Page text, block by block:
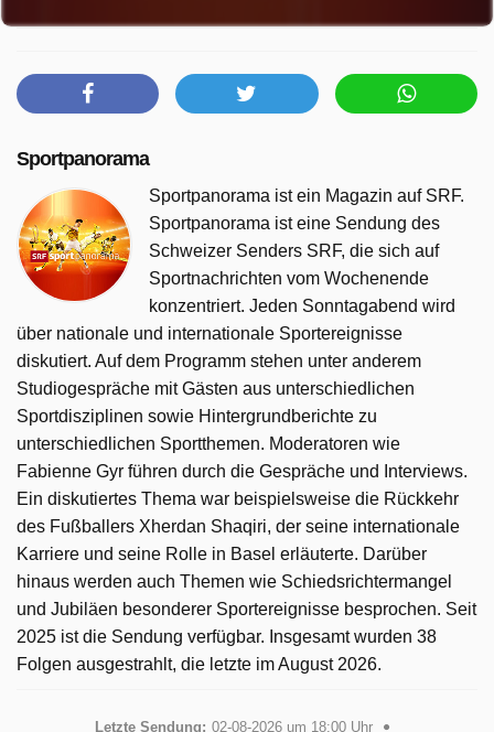
Sportpanorama
Sportpanorama ist ein Magazin auf SRF.
Sportpanorama ist eine Sendung des
Schweizer Senders SRF, die sich auf
Sportnachrichten vom Wochenende
konzentriert. Jeden Sonntagabend wird
über nationale und internationale Sportereignisse
diskutiert. Auf dem Programm stehen unter anderem
Studiogespräche mit Gästen aus unterschiedlichen
Sportdisziplinen sowie Hintergrundberichte zu
unterschiedlichen Sportthemen. Moderatoren wie
Fabienne Gyr führen durch die Gespräche und Interviews.
Ein diskutiertes Thema war beispielsweise die Rückkehr
des Fußballers Xherdan Shaqiri, der seine internationale
Karriere und seine Rolle in Basel erläuterte. Darüber
hinaus werden auch Themen wie Schiedsrichtermangel
und Jubiläen besonderer Sportereignisse besprochen. Seit
2025 ist die Sendung verfügbar. Insgesamt wurden 38
Folgen ausgestrahlt, die letzte im August 2026.
Letzte Sendung: 02-08-2026 um 18:00 Uhr